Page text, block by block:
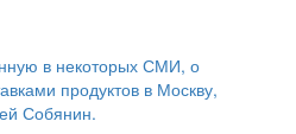
в некоторых СМИ, о
продуктов в Москву,
Собянин.